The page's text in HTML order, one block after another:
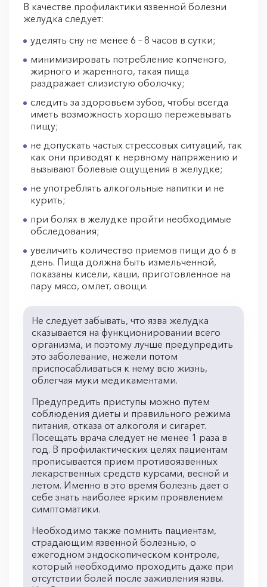
В качестве профилактики язвенной болезни
желудка следует:
уделять сну не менее 6 – 8 часов в сутки;
минимизировать потребление копченого,
жирного и жаренного, такая пища
раздражает слизистую оболочку;
следить за здоровьем зубов, чтобы всегда
иметь возможность хорошо пережевывать
пищу;
не допускать частых стрессовых ситуаций, так
как они приводят к нервному напряжению и
вызывают болевые ощущения в желудке;
не употреблять алкогольные напитки и не
курить;
при болях в желудке пройти необходимые
обследования;
увеличить количество приемов пищи до 6 в
день. Пища должна быть измельченной,
показаны кисели, каши, приготовленное на
пару мясо, омлет, овощи.
Не следует забывать, что язва желудка
сказывается на функционировании всего
организма, и поэтому лучше предупредить
это заболевание, нежели потом
приспосабливаться к нему всю жизнь,
облегчая муки медикаментами.
Предупредить приступы можно путем
соблюдения диеты и правильного режима
питания, отказа от алкоголя и сигарет.
Посещать врача следует не менее 1 раза в
год. В профилактических целях пациентам
прописывается прием противоязвенных
лекарственных средств курсами, весной и
летом. Именно в это время болезнь дает о
себе знать наиболее ярким проявлением
симптоматики.
Необходимо также помнить пациентам,
страдающим язвенной болезнью, о
ежегодном эндоскопическом контроле,
который необходимо проходить даже при
отсутствии болей после заживления язвы.